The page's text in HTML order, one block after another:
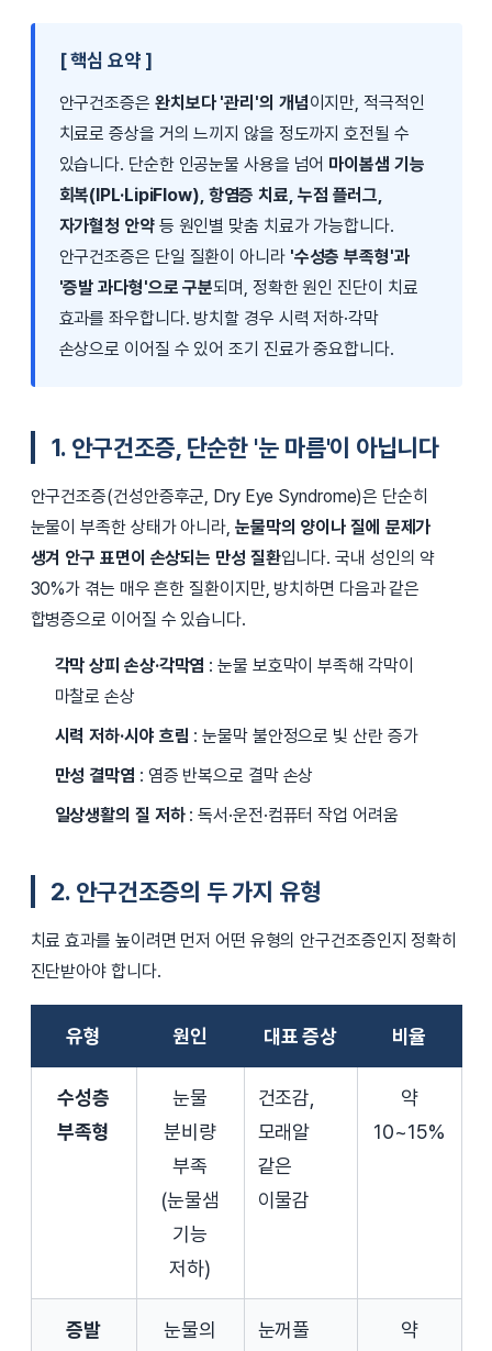
[ 핵심 요약 ]
안구건조증은 완치보다 '관리'의 개념이지만, 적극적인
치료로 증상을 거의 느끼지 않을 정도까지 호전될 수
있습니다. 단순한 인공눈물 사용을 넘어 마이봄샘 기능
회복(IPL·LipiFlow), 항염증 치료, 누점 플러그,
자가혈청 안약등 원인별 맞춤 치료가 가능합니다.
안구건조증은 단일 질환이 아니라 '수성층 부족형'과
'증발 과다형'으로 구분되며, 정확한 원인 진단이 치료
효과를 좌우합니다. 방치할 경우 시력 저하·각막
손상으로 이어질 수 있어 조기 진료가 중요합니다.
1. 안구건조증, 단순한 '눈 마름'이 아닙니다
안구건조증(건성안증후군, Dry Eye Syndrome)은 단순히
눈물이 부족한 상태가 아니라, 눈물막의 양이나 질에 문제가
생겨 안구 표면이 손상되는 만성 질환입니다. 국내 성인의 약
30%가 겪는 매우 흔한 질환이지만, 방치하면 다음과 같은
합병증으로 이어질 수 있습니다.
각막 상피 손상·각막염 : 눈물 보호막이 부족해 각막이
마찰로 손상
시력 저하·시야 흐림 : 눈물막 불안정으로 빛 산란 증가
만성 결막염 : 염증 반복으로 결막 손상
일상생활의 질 저하: 독서·운전·컴퓨터 작업 어려움
2. 안구건조증의 두 가지 유형
치료 효과를 높이려면 먼저 어떤 유형의 안구건조증인지 정확히
진단받아야 합니다.
유형 원인 대표 증상 비율
수성층
부족형
눈물
분비량
부족
(눈물샘
기능
저하)
건조감,
모래알
같은
이물감
약
10~15%
증발
눈물의
눈꺼풀
약